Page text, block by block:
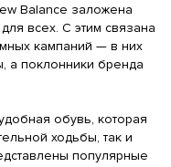
Balance заложена
всех. С этим связана
кампаний — в них
а поклонники бренда
обувь, которая
ходьбы, так и
популярные